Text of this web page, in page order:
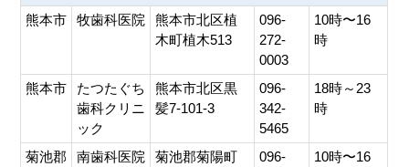
熊本市
牧歯科医院
熊本市北区植
木町植木513
096-
272-
0003
10時〜16
時
熊本市
たつたぐち
歯科クリニ
ック
熊本市北区黒
髪7-101-3
096-
342-
5465
18時～23
時
菊池郡
南歯科医院
菊池郡菊陽町
096-
10時〜16